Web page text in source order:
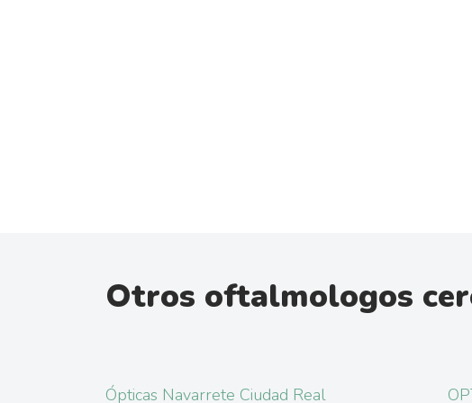
Otros oftalmologos
Ópticas Navarrete Ciudad Real